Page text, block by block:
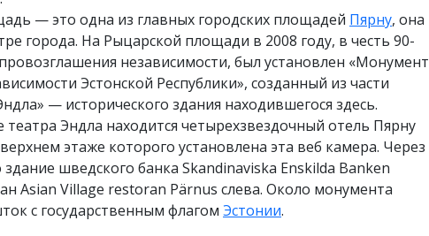
— это одна из главных городских площадей Пярну, она
города. На Рыцарской площади в 2008 году, в честь 90-
независимости, был установлен «Монумент
Эстонской Республики», созданный из части
— исторического здания находившегося здесь.
театра Эндла находится четырехзвездочный отель Пярну
этаже которого установлена эта веб камера. Через
шведского банка Skandinaviska Enskilda Banken
Asian Village restoran Pärnus слева. Около монумента
с государственным флагом Эстонии.